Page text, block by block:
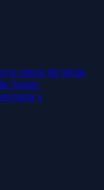
vasca de larga
hogar,
y